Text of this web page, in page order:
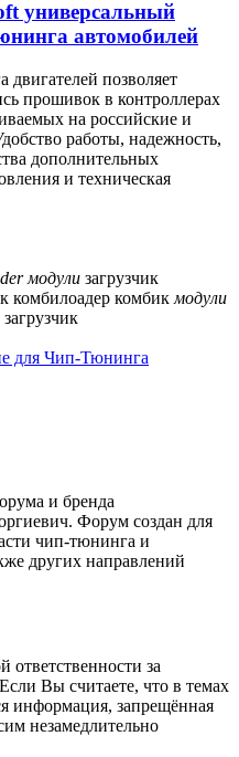
универсальный
автомобилей
двигателей позволяет
прошивок в контроллерах
на российские и
работы, надежность,
дополнительных
и техническая
модули загрузчик
комбилоадер комбик модули
для Чип-Тюнинга
и бренда
Форум создан для
чип-тюнинга и
других направлений
ответственности за
Вы считаете, что в темах
информация, запрещённая
незамедлительно